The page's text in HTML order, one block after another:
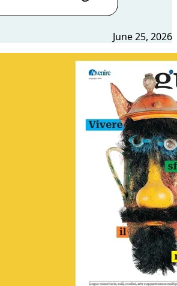
June 25, 2026